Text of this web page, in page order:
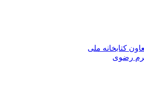
کتابخانه ملی
حرم رضوی